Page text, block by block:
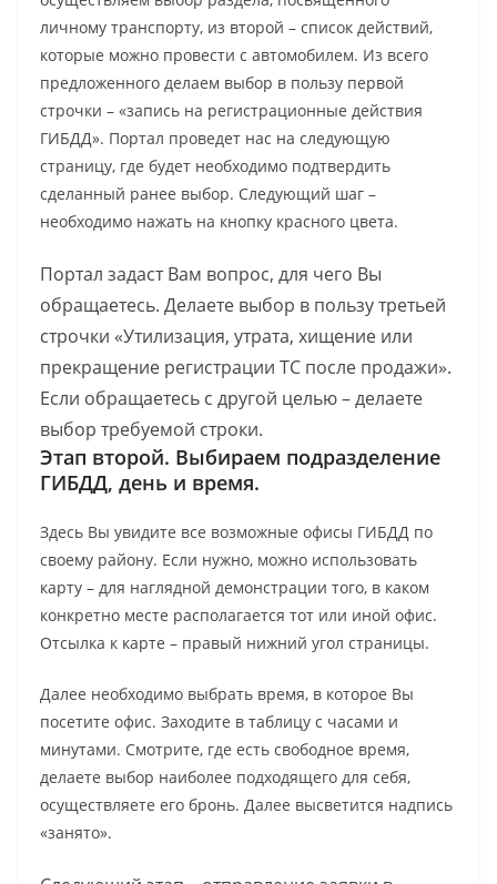
личному транспорту, из второй – список действий,
которые можно провести с автомобилем. Из всего
предложенного делаем выбор в пользу первой
строчки – «запись на регистрационные действия
ГИБДД». Портал проведет нас на следующую
страницу, где будет необходимо подтвердить
сделанный ранее выбор. Следующий шаг –
необходимо нажать на кнопку красного цвета.
Портал задаст Вам вопрос, для чего Вы
обращаетесь. Делаете выбор в пользу третьей
строчки «Утилизация, утрата, хищение или
прекращение регистрации ТС после продажи».
Если обращаетесь с другой целью – делаете
выбор требуемой строки.
Этап второй. Выбираем подразделение
ГИБДД, день и время.
Здесь Вы увидите все возможные офисы ГИБДД по
своему району. Если нужно, можно использовать
карту – для наглядной демонстрации того, в каком
конкретно месте располагается тот или иной офис.
Отсылка к карте – правый нижний угол страницы.
Далее необходимо выбрать время, в которое Вы
посетите офис. Заходите в таблицу с часами и
минутами. Смотрите, где есть свободное время,
делаете выбор наиболее подходящего для себя,
осуществляете его бронь. Далее высветится надпись
«занято».